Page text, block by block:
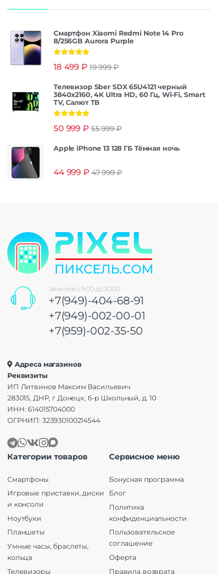
Смартфон Xiaomi Redmi Note 14 Pro
8/256GB Aurora Purple
из 5
18 499 ₽ 19 999₽
Телевизор Sber SDX 65U4121 черный
3840x2160, 4K Ultra HD, 60 Гц, Wi-Fi, Smart
TV, Салют ТВ
из 5
50 999 ₽ 55 999₽
Apple iPhone 13 128 ГБ Тёмная ночь
44 999 ₽ 47 999₽
Звоните с 9:00 до 20:00
+7(949)-404-68-91
+7(949)-002-00-01
+7(959)-002-35-50
Адреса магазинов
Реквизиты
ИП Литвинов Максим Васильевич
283015, ДНР, г Донецк, б-р Школьный, д. 10
ИНН: 614015704000
ОГРНИП: 323930100214544
Категории товаров
Смартфоны
Игровые приставки, диски
и консоли
Ноутбуки
Планшеты
Умные часы, браслеты,
кольца
Телевизоры
Сервисное меню
Бонусная программа
Блог
Политика
конфиденциальности
Пользовательское
соглашение
Оферта
Правила возврата